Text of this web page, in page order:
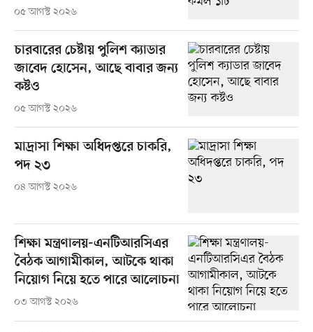
০৫ আগস্ট ২০২৬
চারবারের চেষ্টায় পুলিশ ক্যাডার
জাবেদ হোসেন, আছে বাবার জন্য
কষ্টও
০৫ আগস্ট ২০২৬
মাদ্রাসা শিক্ষা অধিদপ্তরে চাকরি,
পদ ২৩
০৪ আগস্ট ২০২৬
শিক্ষা মন্ত্রণালয়-এনটিআরসিএর
বৈঠক আগামীকাল, আটকে থাকা
নিয়োগ নিয়ে হতে পারে আলোচনা
০৩ আগস্ট ২০২৬